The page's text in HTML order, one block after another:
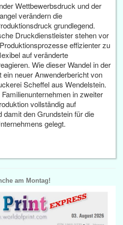
Wettbewerbsdruck und der
verändern die
grundlegend.
Druckdienstleister stehen vor
effizienter zu
auf veränderte
Wie dieser Wandel in der
neuer Anwenderbericht von
Scheffel aus Wendelstein.
in zweiter
vollständig auf
damit den Grundstein für die
gelegt.
am Montag!